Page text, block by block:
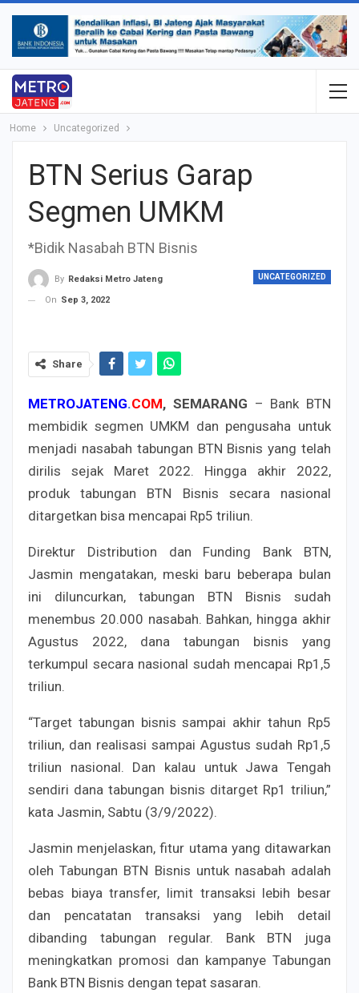
Home Uncategorized
BTN Serius Garap
Segmen UMKM
*Bidik Nasabah BTN Bisnis
UNCATEGORIZED
By Redaksi Metro Jateng
On Sep 3, 2022
Share
METROJATENG.COM, SEMARANG – Bank BTN
membidik segmen UMKM dan pengusaha untuk
menjadi nasabah tabungan BTN Bisnis yang telah
dirilis sejak Maret 2022. Hingga akhir 2022,
produk tabungan BTN Bisnis secara nasional
ditargetkan bisa mencapai Rp5 triliun.
Direktur Distribution dan Funding Bank BTN,
Jasmin mengatakan, meski baru beberapa bulan
ini diluncurkan, tabungan BTN Bisnis sudah
menembus 20.000 nasabah. Bahkan, hingga akhir
Agustus 2022, dana tabungan bisnis yang
terkumpul secara nasional sudah mencapai Rp1,5
triliun.
“Target tabungan bisnis sampai akhir tahun Rp5
triliun, dan realisasi sampai Agustus sudah Rp1,5
triliun nasional. Dan kalau untuk Jawa Tengah
sendiri dana tabungan bisnis ditarget Rp1 triliun,”
kata Jasmin, Sabtu (3/9/2022).
Jasmin menjelaskan, fitur utama yang ditawarkan
oleh Tabungan BTN Bisnis untuk nasabah adalah
bebas biaya transfer, limit transaksi lebih besar
dan pencatatan transaksi yang lebih detail
dibanding tabungan regular. Bank BTN juga
meningkatkan promosi dan kampanye Tabungan
Bank BTN Bisnis dengan tepat sasaran.